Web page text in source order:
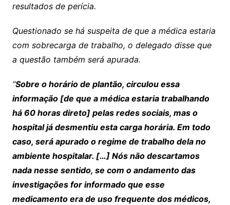
resultados de perícia.
Questionado se há suspeita de que a médica estaria
com sobrecarga de trabalho, o delegado disse que
a questão também será apurada.
“Sobre o horário de plantão, circulou essa
informação [de que a médica estaria trabalhando
há 60 horas direto] pelas redes sociais, mas o
hospital já desmentiu esta carga horária. Em todo
caso, será apurado o regime de trabalho dela no
ambiente hospitalar. […] Nós não descartamos
nada nesse sentido, se com o andamento das
investigações for informado que esse
medicamento era de uso frequente dos médicos,